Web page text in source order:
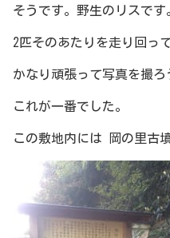
そうです。野生のリスです
2匹そのあたりを走り回っ
かなり頑張って写真を撮
これが一番でした。
この敷地内には 岡の里古